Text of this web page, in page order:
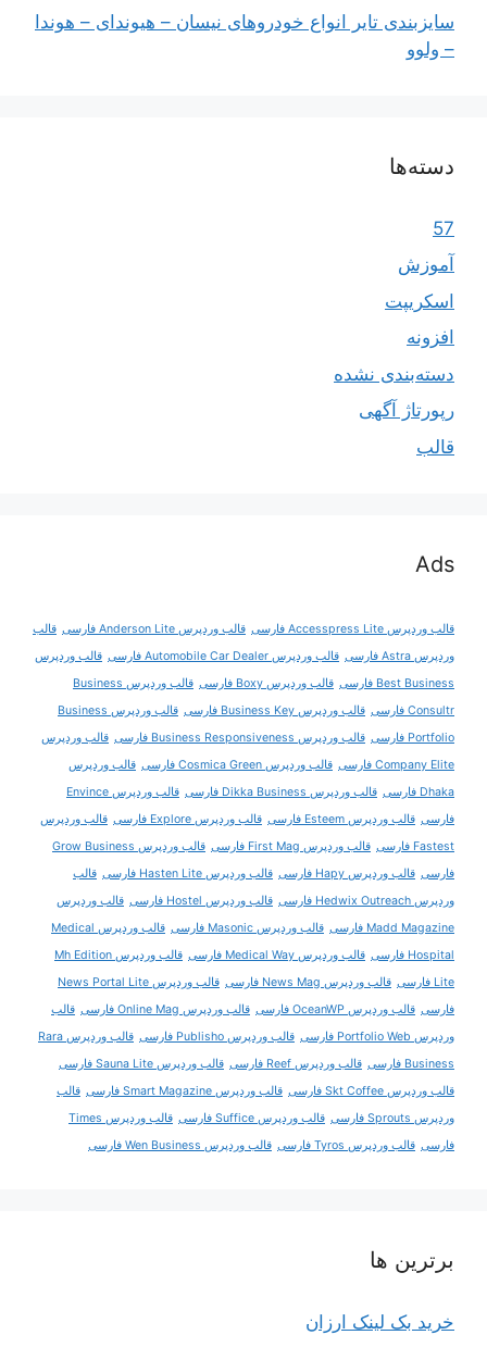
سایزبندی تایر انواع خودروهای نیسان – هیوندای – هوندا
– ولوو
دسته‌ها
57
آموزش
اسکریپت
افزونه
دسته‌بندی نشده
رپورتاژ آگهی
قالب
Ads
قالب وردپرس Accesspress Lite فارسی قالب وردپرس Anderson Lite فارسی
قالب
وردپرس Astra فارسی
قالب وردپرس Automobile Car Dealer فارسی
قالب وردپرس
Best Business فارسی
قالب وردپرس Boxy فارسی
قالب وردپرس Business
Consultr فارسی
قالب وردپرس Business Key فارسی
قالب وردپرس Business
Portfolio فارسی
قالب وردپرس Business Responsiveness فارسی
قالب وردپرس
Company Elite فارسی
قالب وردپرس Cosmica Green فارسی
قالب وردپرس
Dhaka فارسی
قالب وردپرس Dikka Business فارسی
قالب وردپرس Envince
فارسی قالب وردپرس Esteem فارسی قالب وردپرس Explore فارسی
قالب وردپرس
Fastest فارسی
قالب وردپرس First Mag فارسی
قالب وردپرس Grow Business
فارسی قالب وردپرس Hapy فارسی قالب وردپرس Hasten Lite فارسی
قالب
وردپرس Hedwix Outreach فارسی
قالب وردپرس Hostel فارسی
قالب وردپرس
Madd Magazine فارسی
قالب وردپرس Masonic فارسی
قالب وردپرس Medical
Hospital فارسی
قالب وردپرس Medical Way فارسی
قالب وردپرس Mh Edition
Lite فارسی
قالب وردپرس News Mag فارسی
قالب وردپرس News Portal Lite
فارسی قالب وردپرس OceanWP فارسی قالب وردپرس Online Mag فارسی
قالب
وردپرس Portfolio Web فارسی
قالب وردپرس Publisho فارسی
قالب وردپرس Rara
Business فارسی
قالب وردپرس Reef فارسی
قالب وردپرس Sauna Lite فارسی
قالب وردپرس Skt Coffee فارسی
قالب وردپرس Smart Magazine فارسی
قالب
وردپرس Sprouts فارسی
قالب وردپرس Suffice فارسی
قالب وردپرس Times
فارسی قالب وردپرس Tyros فارسی قالب وردپرس Wen Business فارسی
برترین ها
خرید بک لینک ارزان